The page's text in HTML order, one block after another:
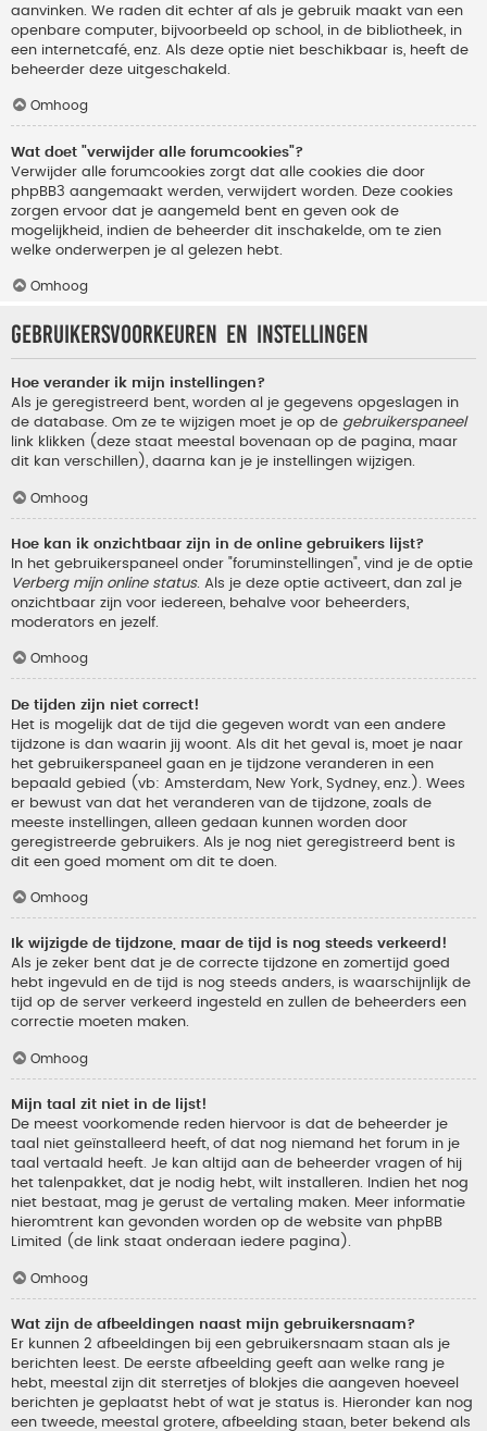
aanvinken. We raden dit echter af als je gebruik maakt van een
openbare computer, bijvoorbeeld op school, in de bibliotheek, in
een internetcafé, enz. Als deze optie niet beschikbaar is, heeft de
beheerder deze uitgeschakeld.
Omhoog
Wat doet "verwijder alle forumcookies"?
Verwijder alle forumcookies zorgt dat alle cookies die door
phpBB3 aangemaakt werden, verwijdert worden. Deze cookies
zorgen ervoor dat je aangemeld bent en geven ook de
mogelijkheid, indien de beheerder dit inschakelde, om te zien
welke onderwerpen je al gelezen hebt.
Omhoog
Gebruikersvoorkeuren en instellingen
Hoe verander ik mijn instellingen?
Als je geregistreerd bent, worden al je gegevens opgeslagen in
de database. Om ze te wijzigen moet je op de gebruikerspaneel
link klikken (deze staat meestal bovenaan op de pagina, maar
dit kan verschillen), daarna kan je je instellingen wijzigen.
Omhoog
Hoe kan ik onzichtbaar zijn in de online gebruikers lijst?
In het gebruikerspaneel onder "foruminstellingen", vind je de optie
Verberg mijn online status. Als je deze optie activeert, dan zal je
onzichtbaar zijn voor iedereen, behalve voor beheerders,
moderators en jezelf.
Omhoog
De tijden zijn niet correct!
Het is mogelijk dat de tijd die gegeven wordt van een andere
tijdzone is dan waarin jij woont. Als dit het geval is, moet je naar
het gebruikerspaneel gaan en je tijdzone veranderen in een
bepaald gebied (vb: Amsterdam, New York, Sydney, enz.). Wees
er bewust van dat het veranderen van de tijdzone, zoals de
meeste instellingen, alleen gedaan kunnen worden door
geregistreerde gebruikers. Als je nog niet geregistreerd bent is
dit een goed moment om dit te doen.
Omhoog
Ik wijzigde de tijdzone, maar de tijd is nog steeds verkeerd!
Als je zeker bent dat je de correcte tijdzone en zomertijd goed
hebt ingevuld en de tijd is nog steeds anders, is waarschijnlijk de
tijd op de server verkeerd ingesteld en zullen de beheerders een
correctie moeten maken.
Omhoog
Mijn taal zit niet in de lijst!
De meest voorkomende reden hiervoor is dat de beheerder je
taal niet geïnstalleerd heeft, of dat nog niemand het forum in je
taal vertaald heeft. Je kan altijd aan de beheerder vragen of hij
het talenpakket, dat je nodig hebt, wilt installeren. Indien het nog
niet bestaat, mag je gerust de vertaling maken. Meer informatie
hieromtrent kan gevonden worden op de website van phpBB
Limited (de link staat onderaan iedere pagina).
Omhoog
Wat zijn de afbeeldingen naast mijn gebruikersnaam?
Er kunnen 2 afbeeldingen bij een gebruikersnaam staan als je
berichten leest. De eerste afbeelding geeft aan welke rang je
hebt, meestal zijn dit sterretjes of blokjes die aangeven hoeveel
berichten je geplaatst hebt of wat je status is. Hieronder kan nog
een tweede, meestal grotere, afbeelding staan, beter bekend als